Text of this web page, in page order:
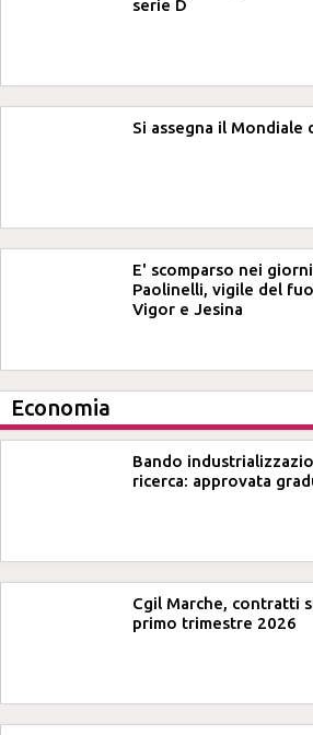
serie D
Si assegna il Mondiale
E' scomparso nei
Paolinelli, vigile del
Vigor e Jesina
Economia
Bando
ricerca: approvata
Cgil Marche, contratti
primo trimestre 2026